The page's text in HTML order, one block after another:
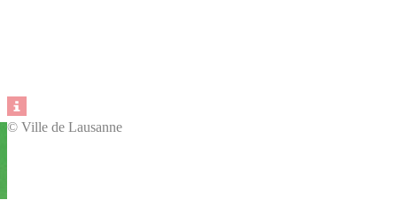
© Ville de Lausanne